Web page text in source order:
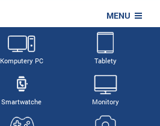
MENU
Komputery PC Tablety
Smartwatche Monitory